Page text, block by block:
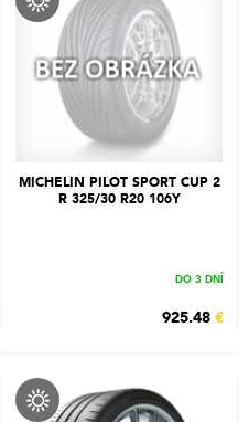
MICHELIN PILOT SPORT CUP 2
R 325/30 R20 106Y
DO 3 DNÍ
925.48 €